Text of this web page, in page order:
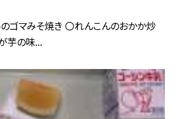
ゴマみそ焼き 〇れんこんのおかか炒
芋の味...